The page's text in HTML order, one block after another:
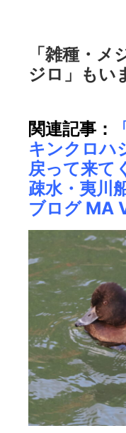
「雑種・
ジロ」もい
関連記事：
キンクロハ
戻って来て
疎水・夷川
ブログ MA